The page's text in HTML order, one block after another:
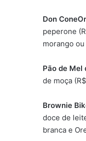
Don
peperone
morango ou
Pão de Mel
de moça
Brownie
doce de
branca e